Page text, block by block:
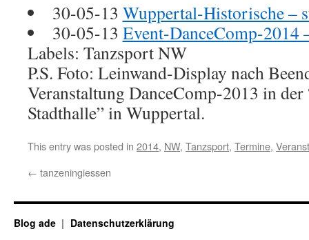
30-05-13 Wuppertal-Historische –
30-05-13 Event-DanceComp-2014
Labels: Tanzsport NW
P.S. Foto: Leinwand-Display nach
Veranstaltung DanceComp-2013 in
Stadthalle” in Wuppertal.
This entry was posted in 2014, NW, Tanzsport, Termine,
← tanzeningiessen
Blog ade Datenschutzerklärung